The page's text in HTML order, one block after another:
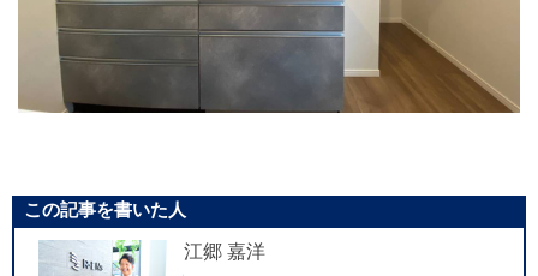
この記事を書いた人
江郷 嘉洋